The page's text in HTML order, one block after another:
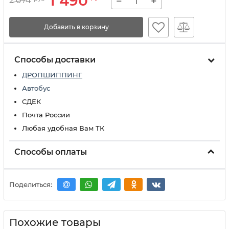
Добавить в корзину
Способы доставки
ДРОПШИППИНГ
Автобус
СДЕК
Почта России
Любая удобная Вам ТК
Способы оплаты
Поделиться:
Похожие товары